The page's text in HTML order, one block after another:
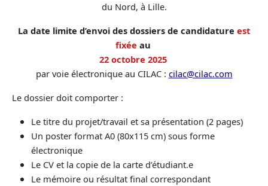
du Nord, à Lille.
La date limite d’envoi des dossiers de candidature est
fixée au
22 octobre 2025
par voie électronique au CILAC : cilac@cilac.com
Le dossier doit comporter :
Le titre du projet/travail et sa présentation (2 pages)
Un poster format A0 (80x115 cm) sous forme
électronique
Le CV et la copie de la carte d’étudiant.e
Le mémoire ou résultat final correspondant